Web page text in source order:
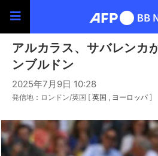
アルカラス、サバレンカ
ンブルドン
2025年7月9日 10:28
発信地：ロンドン/英国 [ 英国 ヨーロッパ ]